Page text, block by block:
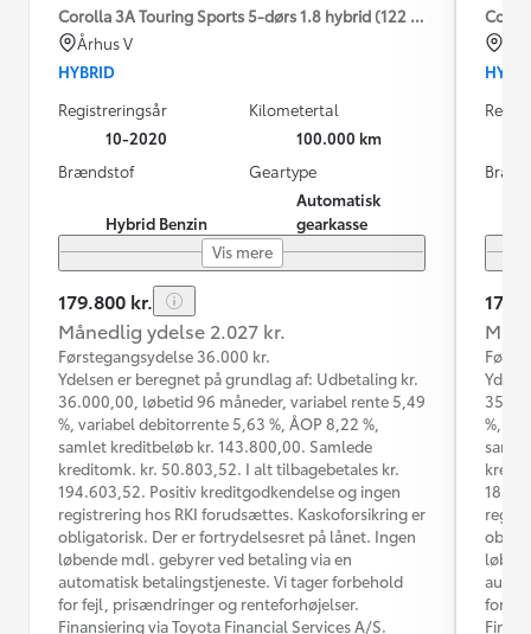
Corolla 3A Touring Sports 5-dørs 1.8 hybrid (122 hk) aut. gear
Århus V
HYBRID
Registreringsår
10-2020
Kilometertal
100.000 km
Brændstof
Hybrid Benzin
Geartype
Automatisk
gearkasse
Vis mere
179.800 kr.
Månedlig ydelse 2.027 kr.
Førstegangsydelse 36.000 kr.
Ydelsen er beregnet på grundlag af: Udbetaling kr.
36.000,00, løbetid 96 måneder, variabel rente 5,49
%, variabel debitorrente 5,63 %, ÅOP 8,22 %,
samlet kreditbeløb kr. 143.800,00. Samlede
kreditomk. kr. 50.803,52. I alt tilbagebetales kr.
194.603,52. Positiv kreditgodkendelse og ingen
registrering hos RKI forudsættes. Kaskoforsikring er
obligatorisk. Der er fortrydelsesret på lånet. Ingen
løbende mdl. gebyrer ved betaling via en
automatisk betalingstjeneste. Vi tager forbehold
for fejl, prisændringer og renteforhøjelser.
Finansiering via Toyota Financial Services A/S.
%,
for